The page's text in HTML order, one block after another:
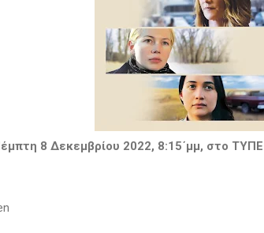
8 Δεκεμβρίου 2022, 8:15΄μμ, στο